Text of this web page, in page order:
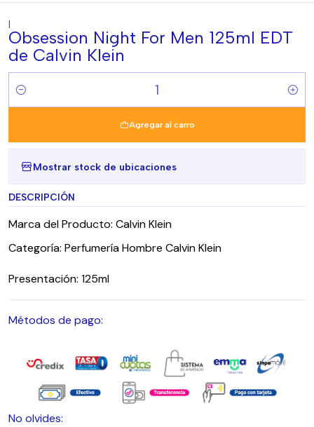
|
Obsession Night For Men 125ml EDT
de Calvin Klein
Cantidad
Agregar al carro
Mostrar stock de ubicaciones
DESCRIPCIÓN
Marca del Producto: Calvin Klein
Categoría: Perfumería Hombre Calvin Klein
Presentación: 125ml
Métodos de pago:
No olvides: